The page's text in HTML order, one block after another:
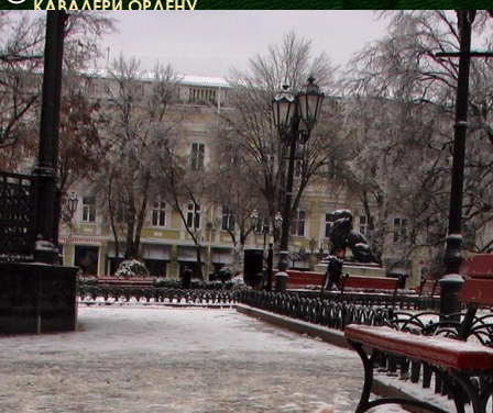
КАВАЛЕРИ ОРДЕНУ
ЩЕНЯТА
ДИТЯЧА КІМНАТА
БІБЛІОТЕКА
МІФИ
ФАКТИ
БЛОГ
ГАЛЕРЕЇ